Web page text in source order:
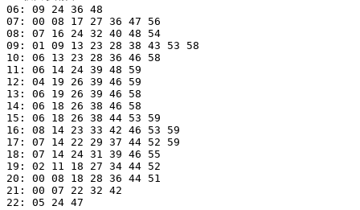
06: 09 24 36 48
07: 00 08 17 27 36 47 56
08: 07 16 24 32 40 48 54
09: 01 09 13 23 28 38 43 53 58
10: 06 13 23 28 36 46 58
11: 06 14 24 39 48 59
12: 04 19 26 39 46 59
13: 06 19 26 39 46 58
14: 06 18 26 38 46 58
15: 06 18 26 38 44 53 59
16: 08 14 23 33 42 46 53 59
17: 07 14 22 29 37 44 52 59
18: 07 14 24 31 39 46 55
19: 02 11 18 27 34 44 52
20: 00 08 18 28 36 44 51
21: 00 07 22 32 42
22: 05 24 47